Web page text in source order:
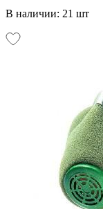
В наличии: 21 шт